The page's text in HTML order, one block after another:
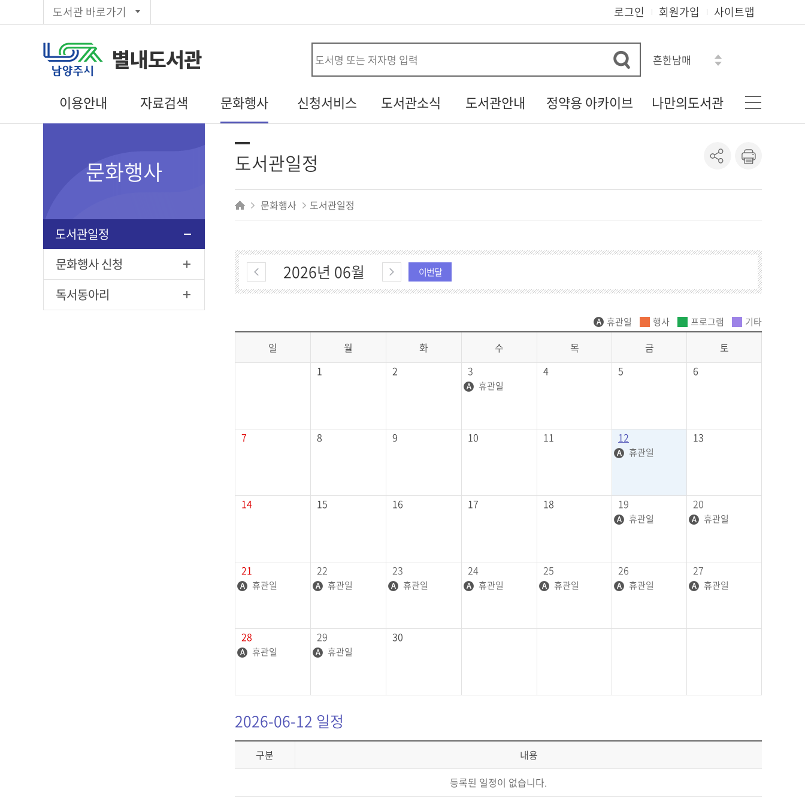
도서관 바로가기 로그인 회원가입 사이트맵
별내도서관
흔한남매
오디세이아
아몬드
이용안내
회원가입
상호대차
전자도서관
자료검색
신착자료목록
희망도서신청
문화행사
문화행사 신청
독서동아리
신청서비스
두루두루 서비스
내생애첫도서관
책바다
도서관견학신청
도서관소식
기증도서알림
행사갤러리
도서관안내
자료현황
정약용 아카이브
정약용 선생 관련 자료
나만의도서관
나의신청정보
상호대차조회
도서추천서비스
책이음회원전환
문화행사
도서관일정
문화행사 신청
독서동아리
도서관일정
문화행사 도서관일정
2026년 06월 이번달
휴관일 행사 프로그램 기타
일 월 화 수 목 금
토
1
2 3
휴관일
4 5 6
7 8 9 10 11 12
휴관일
13
14 15 16 17 18 19
휴관일
20
휴관일
21
휴관일
22
휴관일
23
휴관일
24
휴관일
25
휴관일
26
휴관일
27
휴관일
28
휴관일
29
휴관일
30
2026-06-12 일정
구분
내용
등록된 일정이 없습니다.